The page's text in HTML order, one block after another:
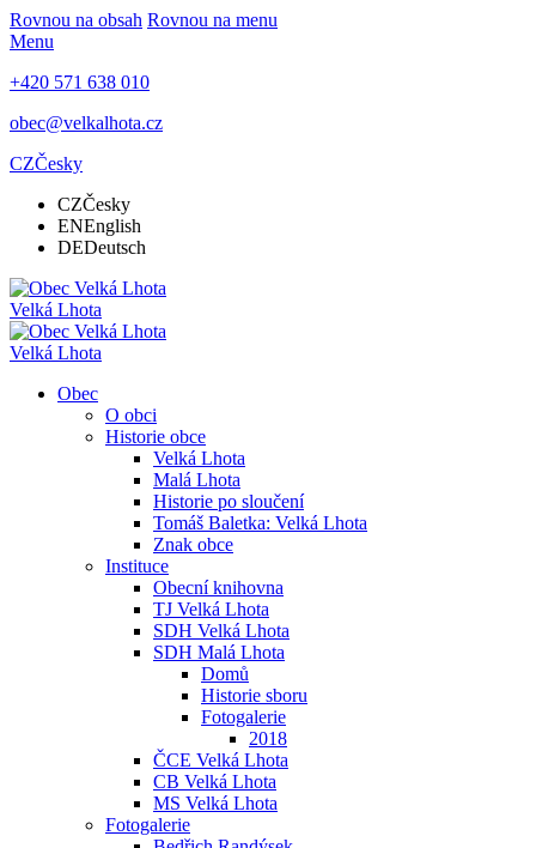
Rovnou na obsah Rovnou na menu
Menu
+420 571 638 010
obec@velkalhota.cz
CZČesky
CZČesky
ENEnglish
DEDeutsch
Velká Lhota
Velká Lhota
Obec
O obci
Historie obce
Velká Lhota
Malá Lhota
Historie po sloučení
Tomáš Baletka: Velká Lhota
Znak obce
Instituce
Obecní knihovna
TJ Velká Lhota
SDH Velká Lhota
SDH Malá Lhota
Domů
Historie sboru
Fotogalerie
2018
ČCE Velká Lhota
CB Velká Lhota
MS Velká Lhota
Fotogalerie